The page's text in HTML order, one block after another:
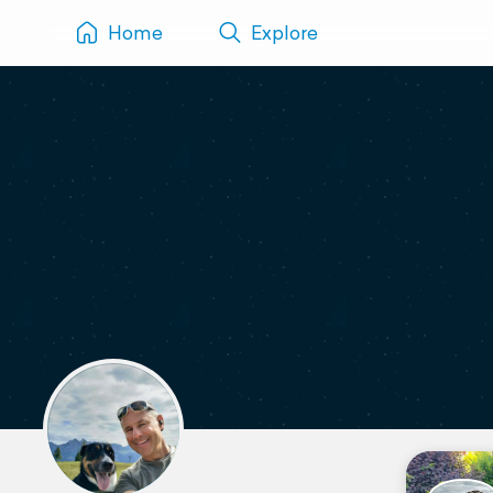
Home Explore